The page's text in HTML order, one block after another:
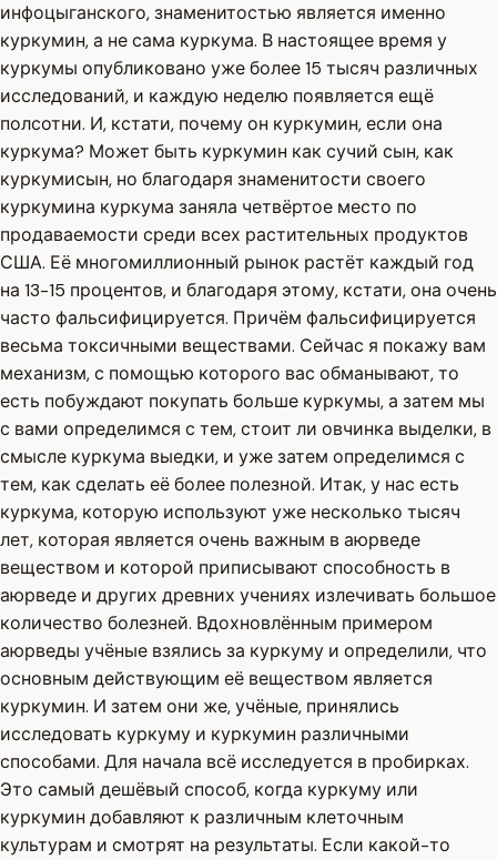
инфоцыганского, знаменитостью является именно
куркумин, а не сама куркума. В настоящее время у
куркумы опубликовано уже более 15 тысяч различных
исследований, и каждую неделю появляется ещё
полсотни. И, кстати, почему он куркумин, если она
куркума? Может быть куркумин как сучий сын, как
куркумисын, но благодаря знаменитости своего
куркумина куркума заняла четвёртое место по
продаваемости среди всех растительных продуктов
США. Её многомиллионный рынок растёт каждый год
на 13-15 процентов, и благодаря этому, кстати, она очень
часто фальсифицируется. Причём фальсифицируется
весьма токсичными веществами. Сейчас я покажу вам
механизм, с помощью которого вас обманывают, то
есть побуждают покупать больше куркумы, а затем мы
с вами определимся с тем, стоит ли овчинка выделки, в
смысле куркума выедки, и уже затем определимся с
тем, как сделать её более полезной. Итак, у нас есть
куркума, которую используют уже несколько тысяч
лет, которая является очень важным в аюрведе
веществом и которой приписывают способность в
аюрведе и других древних учениях излечивать большое
количество болезней. Вдохновлённым примером
аюрведы учёные взялись за куркуму и определили, что
основным действующим её веществом является
куркумин. И затем они же, учёные, принялись
исследовать куркуму и куркумин различными
способами. Для начала всё исследуется в пробирках.
Это самый дешёвый способ, когда куркуму или
куркумин добавляют к различным клеточным
культурам и смотрят на результаты. Если какой-то